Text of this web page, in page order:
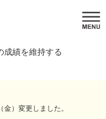
成績を維持する
）変更しました。